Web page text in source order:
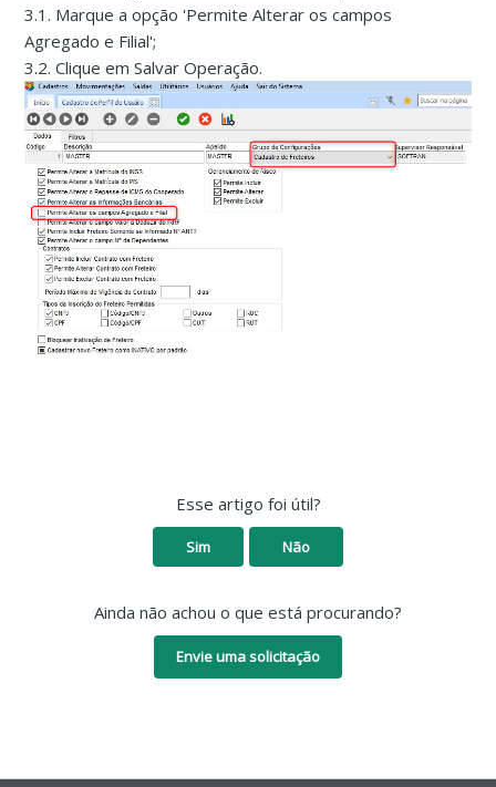
3.1. Marque a opção 'Permite Alterar os campos
Agregado e Filial';
3.2. Clique em Salvar Operação.
Esse artigo foi útil?
Sim Não
Ainda não achou o que está procurando?
Envie uma solicitação